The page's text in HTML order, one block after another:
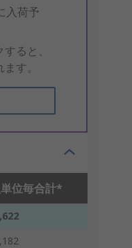
入荷予
ると、
す。
位毎合計*